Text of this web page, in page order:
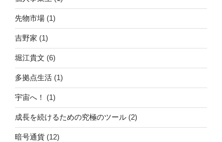
先物市場 (1)
吉野家 (1)
堀江貴文 (6)
多拠点生活 (1)
宇宙へ！ (1)
成長を続けるための究極のツール (2)
暗号通貨 (12)